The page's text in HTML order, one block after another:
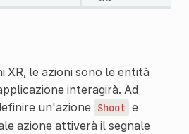
XR, le azioni sono le entità
interagirà. Ad
un'azione Shoot e
azione attiverà il segnale